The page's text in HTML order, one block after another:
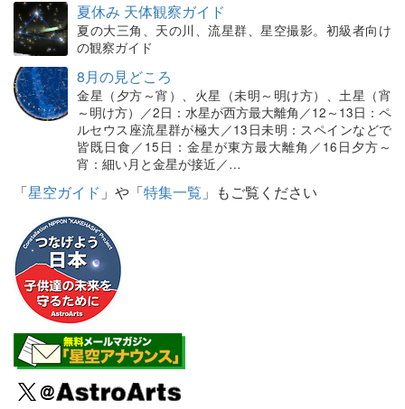
夏休み 天体観察ガイド
夏の大三角、天の川、流星群、星空撮影。初級者向け
の観察ガイド
8月の見どころ
金星（夕方～宵）、火星（未明～明け方）、土星（宵
～明け方）／2日：水星が西方最大離角／12～13日：ペ
ルセウス座流星群が極大／13日未明：スペインなどで
皆既日食／15日：金星が東方最大離角／16日夕方～
宵：細い月と金星が接近／…
「星空ガイド 」や「特集一覧 」もご覧ください